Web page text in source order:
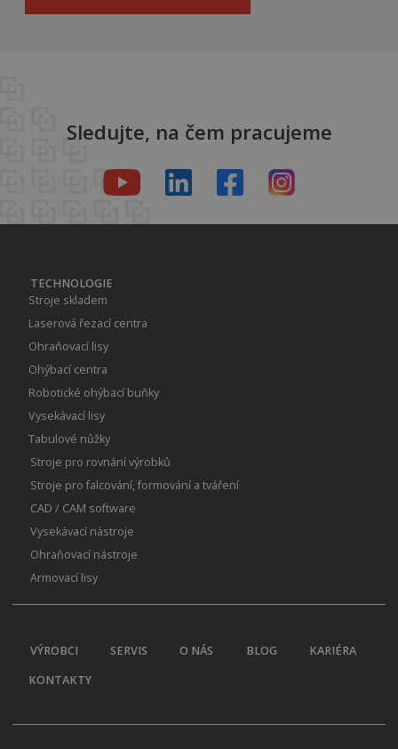
Sledujte, na čem pracujeme
VÝROBCI SERVIS O NÁS BLOG
KARIÉRA
KONTAKTY
TECHNOLOGIE
Stroje skladem
Laserová řezací centra
Ohraňovací lisy
Ohýbací centra
Robotické ohýbací buňky
Vysekávací lisy
Tabulové nůžky
Stroje pro rovnání výrobků
Stroje pro falcování, formování a tváření
CAD / CAM software
Vysekávací nástroje
Ohraňovací nástroje
Armovací lisy